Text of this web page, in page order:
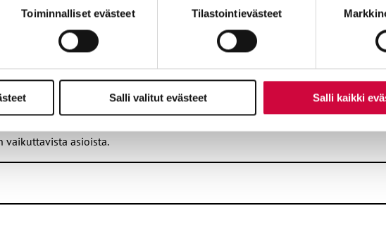
osa sivuston toimintaa parantavia, ja osaa käytetään tilastointi- tai
Toiminnalliset evästeet Tilastointievästeet
Salli valitut evästeet Salli kaikki
tutkimustoiminnan tuloksia ja perusteltuja toimenpide-ehdotuksia.
vaikuttavista asioista.